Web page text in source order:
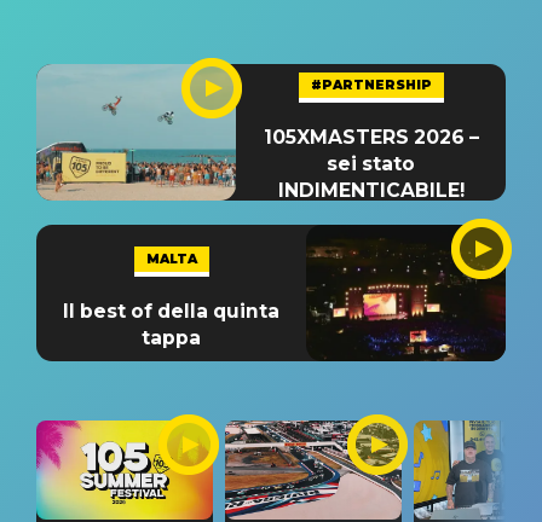
#PARTNERSHIP
105XMASTERS 2026 –
sei stato
INDIMENTICABILE!
MALTA
Il best of della quinta
tappa